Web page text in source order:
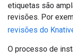
etiquetas são
revisões. Por
revisões do
O processo de